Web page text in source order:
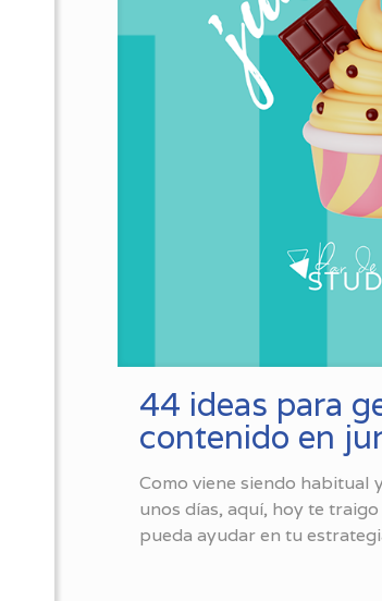
44 ideas para
contenido en
Como viene siendo habitual
unos días, aquí, hoy te
pueda ayudar en tu